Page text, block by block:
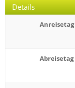
Details
Anreisetag
Abreisetag